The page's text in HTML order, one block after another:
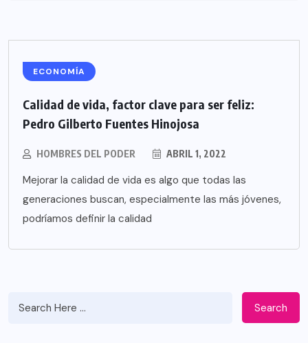
ECONOMÍA
Calidad de vida, factor clave para ser feliz:
Pedro Gilberto Fuentes Hinojosa
HOMBRES DEL PODER ABRIL 1, 2022
Mejorar la calidad de vida es algo que todas las
generaciones buscan, especialmente las más jóvenes,
podríamos definir la calidad
Search